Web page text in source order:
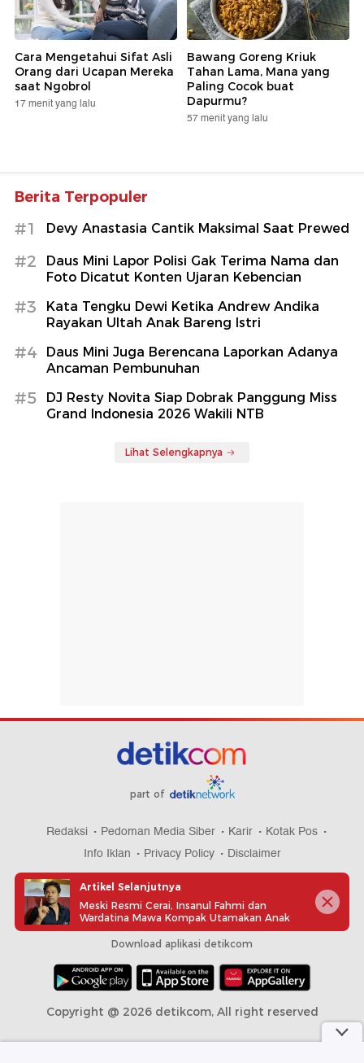
Cara Mengetahui Sifat Asli
Orang dari Ucapan Mereka
saat Ngobrol
17 menit yang lalu
Bawang Goreng Kriuk
Tahan Lama, Mana yang
Paling Cocok buat
Dapurmu?
57 menit yang lalu
Berita Terpopuler
#1 Devy Anastasia Cantik Maksimal Saat Prewed
#2
Daus Mini Lapor Polisi Gak Terima Nama dan
Foto Dicatut Konten Ujaran Kebencian
#3
Kata Tengku Dewi Ketika Andrew Andika
Rayakan Ultah Anak Bareng Istri
#4
Daus Mini Juga Berencana Laporkan Adanya
Ancaman Pembunuhan
#5
DJ Resty Novita Siap Dobrak Panggung Miss
Grand Indonesia 2026 Wakili NTB
Lihat Selengkapnya
part of
Redaksi Pedoman Media Siber Karir
Kotak Pos
Info Iklan
Privacy Policy Disclaimer
Download aplikasi detikcom
Copyright @ 2026 detikcom, All right reserved
Artikel Selanjutnya
Meski Resmi Cerai, Insanul Fahmi dan
Wardatina Mawa Kompak Utamakan Anak